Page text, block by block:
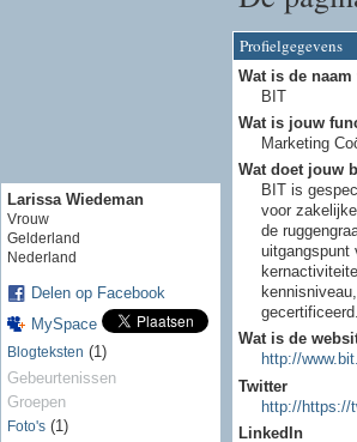
Larissa Wiedeman
Vrouw
Gelderland
Nederland
Delen op Facebook
MySpace
Blogteksten (1)
Gebeurtenissen
Groepen
Foto's(1)
Profielgegevens
Wat is de
BIT
Wat is jouw
Marketing
Wat doet jouw
BIT is
voor
de
uitgangspunt
gecertificeerd.
Wat is de
http://
Twitter
http://https://
LinkedIn